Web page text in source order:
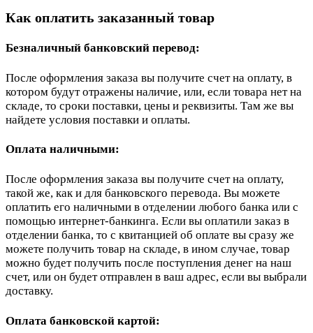
Как оплатить заказанный товар
Безналичный банковский перевод:
После оформления заказа вы получите счет на оплату, в
котором будут отражены наличие, или, если товара нет на
складе, то сроки поставки, цены и реквизиты. Там же вы
найдете условия поставки и оплаты.
Оплата наличными:
После оформления заказа вы получите счет на оплату,
такой же, как и для банковского перевода. Вы можете
оплатить его наличными в отделении любого банка или с
помощью интернет-банкинга. Если вы оплатили заказ в
отделении банка, то с квитанцией об оплате вы сразу же
можете получить товар на складе, в ином случае, товар
можно будет получить после поступления денег на наш
счет, или он будет отправлен в ваш адрес, если вы выбрали
доставку.
Оплата банковской картой: